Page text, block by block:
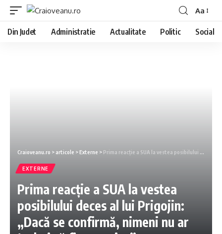
Aa
Din Judet Administratie Actualitate Politic Social
Craioveanu.ro > articole > Externe > Prima reacție a SUA la vestea posibilului deces al lui Prigojin: „Dacă se confirmă, nimeni nu ar trebui să fie surprins”
EXTERNE
Prima reacție a SUA la vestea
posibilului deces al lui Prigojin:
„Dacă se confirmă, nimeni nu ar